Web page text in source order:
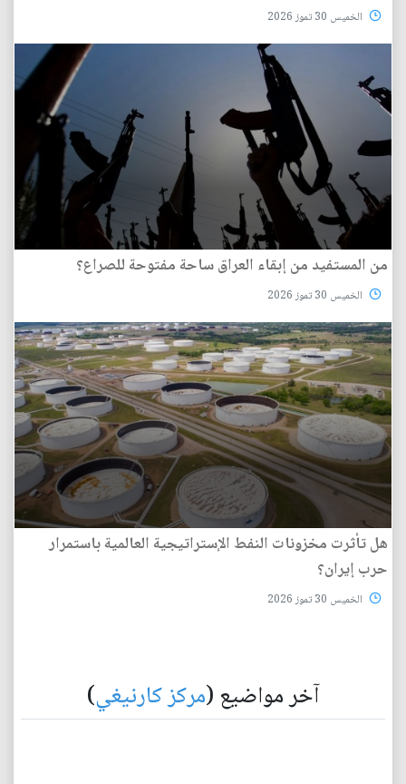
الخميس 30 تموز 2026
من المستفيد من إبقاء العراق ساحة مفتوحة للصراع؟
الخميس 30 تموز 2026
هل تأثرت مخزونات النفط الإستراتيجية العالمية باستمرار
حرب إيران؟
الخميس 30 تموز 2026
آخر مواضيع (مركز كارنيغي)